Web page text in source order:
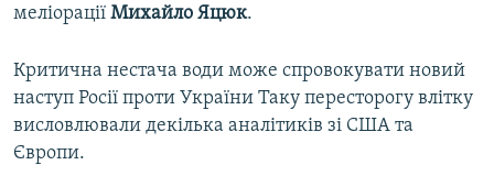
меліорації Михайло Яцюк.
Критична нестача води може спровокувати новий
наступ Росії проти України Таку пересторогу влітку
висловлювали декілька аналітиків зі США та
Європи.